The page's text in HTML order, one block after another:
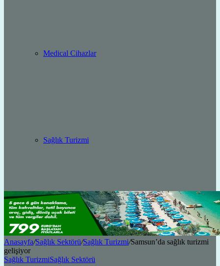
Medical Cihazlar
Sağlık Turizmi
Anasayfa/Sağlık Sektörü/Sağlık Turizmi/Samsun’da sağlık turizmi
gelişiyor
Sağlık TurizmiSağlık Sektörü